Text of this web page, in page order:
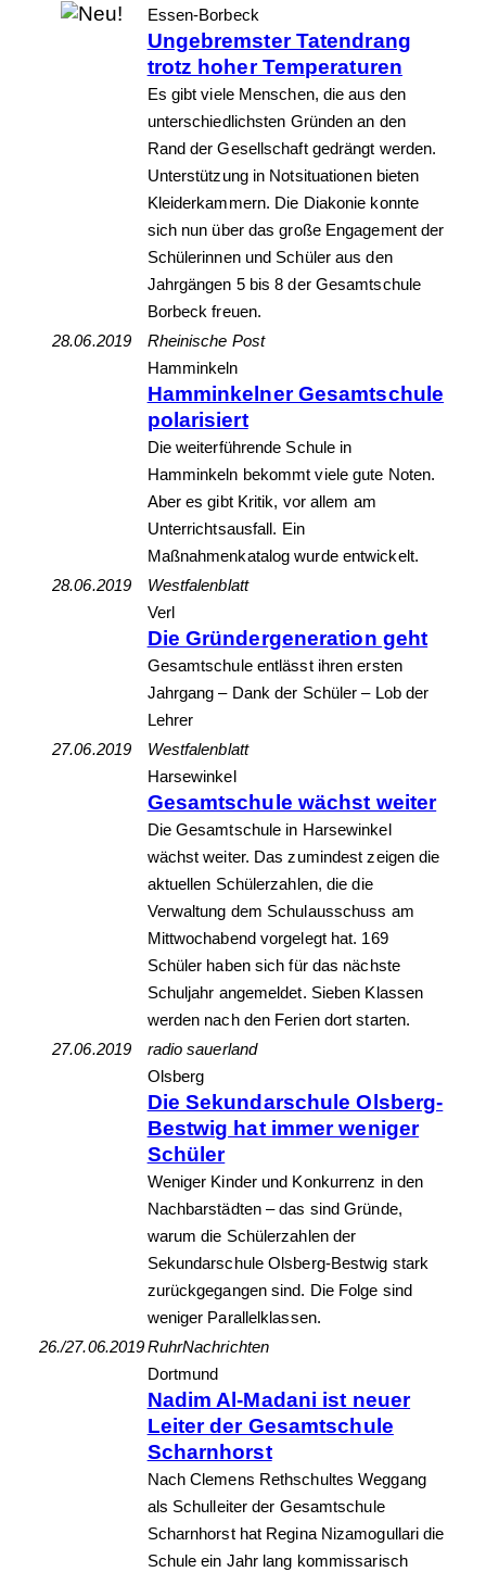
Essen-Borbeck
Ungebremster Tatendrang
trotz hoher Temperaturen
Es gibt viele Menschen, die aus den
unterschiedlichsten Gründen an den
Rand der Gesellschaft gedrängt werden.
Unterstützung in Notsituationen bieten
Kleiderkammern. Die Diakonie konnte
sich nun über das große Engagement der
Schülerinnen und Schüler aus den
Jahrgängen 5 bis 8 der Gesamtschule
Borbeck freuen.
28.06.2019
Rheinische Post
Hamminkeln
Hamminkelner Gesamtschule
polarisiert
Die weiterführende Schule in
Hamminkeln bekommt viele gute Noten.
Aber es gibt Kritik, vor allem am
Unterrichtsausfall. Ein
Maßnahmenkatalog wurde entwickelt.
28.06.2019
Westfalenblatt
Verl
Die Gründergeneration geht
Gesamtschule entlässt ihren ersten
Jahrgang – Dank der Schüler – Lob der
Lehrer
27.06.2019
Westfalenblatt
Harsewinkel
Gesamtschule wächst weiter
Die Gesamtschule in Harsewinkel
wächst weiter. Das zumindest zeigen die
aktuellen Schülerzahlen, die die
Verwaltung dem Schulausschuss am
Mittwochabend vorgelegt hat. 169
Schüler haben sich für das nächste
Schuljahr angemeldet. Sieben Klassen
werden nach den Ferien dort starten.
27.06.2019
radio sauerland
Olsberg
Die Sekundarschule Olsberg-
Bestwig hat immer weniger
Schüler
Weniger Kinder und Konkurrenz in den
Nachbarstädten – das sind Gründe,
warum die Schülerzahlen der
Sekundarschule Olsberg-Bestwig stark
zurückgegangen sind. Die Folge sind
weniger Parallelklassen.
26./27.06.2019RuhrNachrichten
Dortmund
Nadim Al-Madani ist neuer
Leiter der Gesamtschule
Scharnhorst
Nach Clemens Rethschultes Weggang
als Schulleiter der Gesamtschule
Scharnhorst hat Regina Nizamogullari die
Schule ein Jahr lang kommissarisch